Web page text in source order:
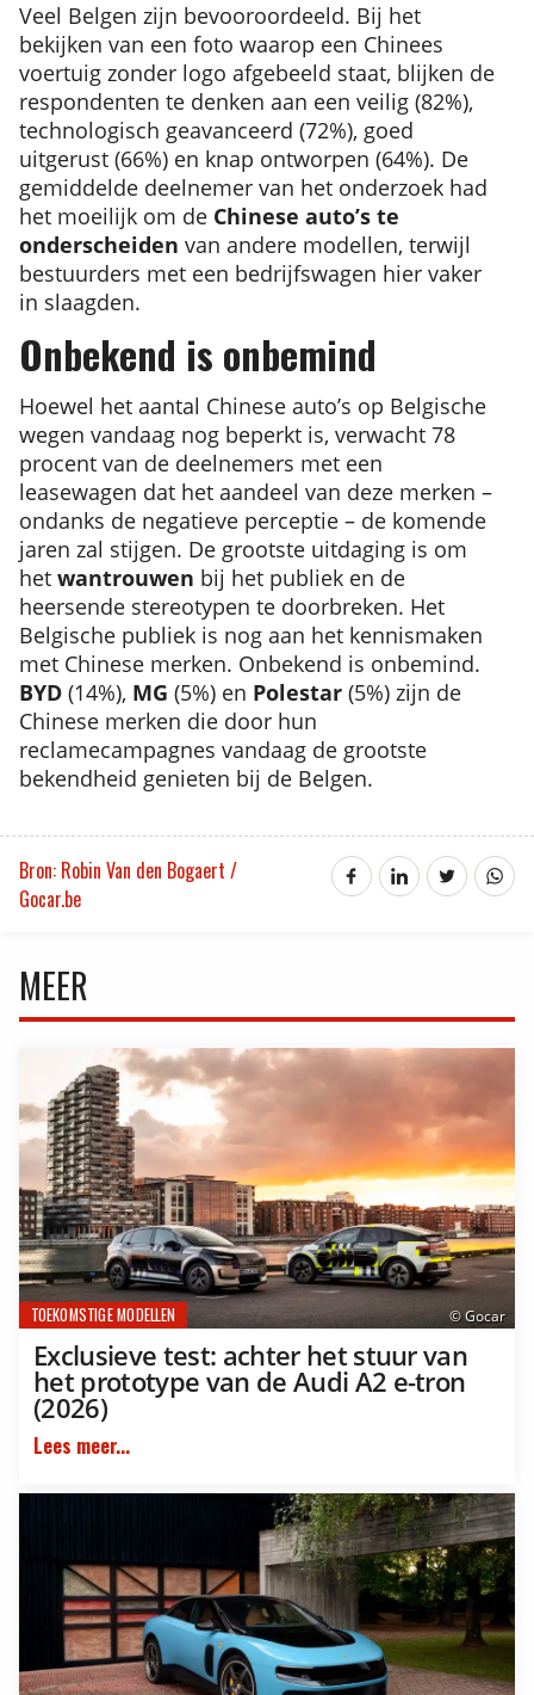
Veel Belgen zijn bevooroordeeld. Bij het
bekijken van een foto waarop een Chinees
voertuig zonder logo afgebeeld staat, blijken de
respondenten te denken aan een veilig (82%),
technologisch geavanceerd (72%), goed
uitgerust (66%) en knap ontworpen (64%). De
gemiddelde deelnemer van het onderzoek had
het moeilijk om de Chinese auto’s te
onderscheiden van andere modellen, terwijl
bestuurders met een bedrijfswagen hier vaker
in slaagden.
Onbekend is onbemind
Hoewel het aantal Chinese auto’s op Belgische
wegen vandaag nog beperkt is, verwacht 78
procent van de deelnemers met een
leasewagen dat het aandeel van deze merken –
ondanks de negatieve perceptie – de komende
jaren zal stijgen. De grootste uitdaging is om
het wantrouwen bij het publiek en de
heersende stereotypen te doorbreken. Het
Belgische publiek is nog aan het kennismaken
met Chinese merken. Onbekend is onbemind.
BYD (14%), MG (5%) en Polestar (5%) zijn de
Chinese merken die door hun
reclamecampagnes vandaag de grootste
bekendheid genieten bij de Belgen.
Bron: Robin Van den Bogaert /
Gocar.be
MEER
© Gocar
TOEKOMSTIGE MODELLEN
Exclusieve test: achter het stuur van
het prototype van de Audi A2 e-tron
(2026)
Lees meer...